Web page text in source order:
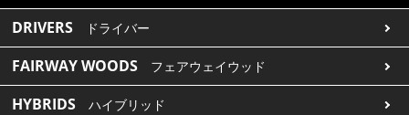
DRIVERS ドライバー
FAIRWAY WOODS フェアウェイウッド
HYBRIDS ハイブリッド
PUTTERS パター
OTHER その他
Editor’s Picks 編集部のおすすめ